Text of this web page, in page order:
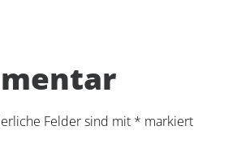
Felder sind mit * markiert